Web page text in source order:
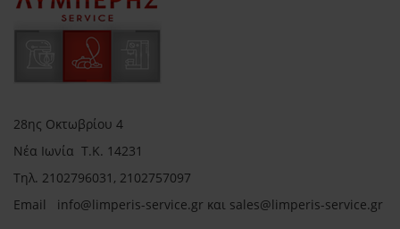
28ης Οκτωβρίου 4
Νέα Ιωνία Τ.Κ. 14231
Τηλ. 2102796031, 2102757097
Email info@limperis-service.gr και sales@limperis-service.gr